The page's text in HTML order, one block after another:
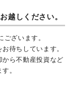
越しください。
ざいます。
待ちしています。
ら不動産投資など
。